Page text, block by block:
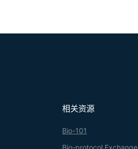
相关资源
Bio-101
Bio-protocol Exchange